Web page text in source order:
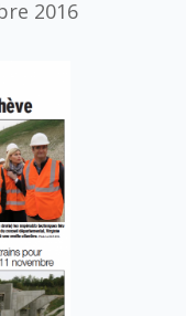
2016